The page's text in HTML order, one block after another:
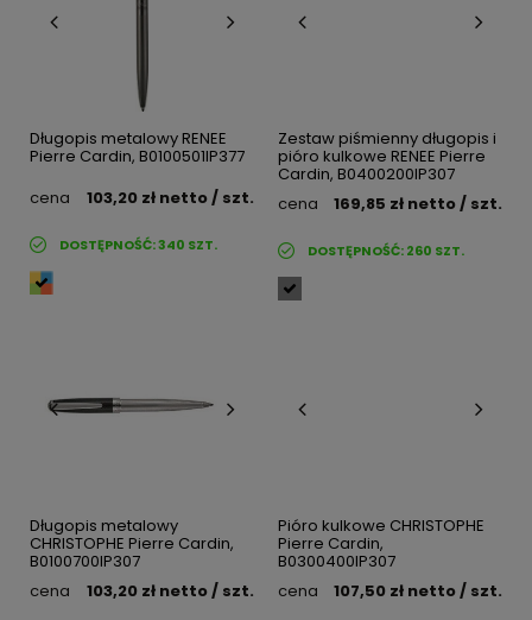
Długopis metalowy RENEE
Pierre Cardin, B0100501IP377
cena
103,20 zł netto/ szt.
DOSTĘPNOŚĆ:340 SZT.
Zestaw piśmienny długopis i
pióro kulkowe RENEE Pierre
Cardin, B0400200IP307
cena
169,85 zł netto/ szt.
DOSTĘPNOŚĆ:260 SZT.
Długopis metalowy
CHRISTOPHE Pierre Cardin,
B0100700IP307
cena
103,20 zł netto/ szt.
Pióro kulkowe CHRISTOPHE
Pierre Cardin,
B0300400IP307
cena
107,50 zł netto/ szt.